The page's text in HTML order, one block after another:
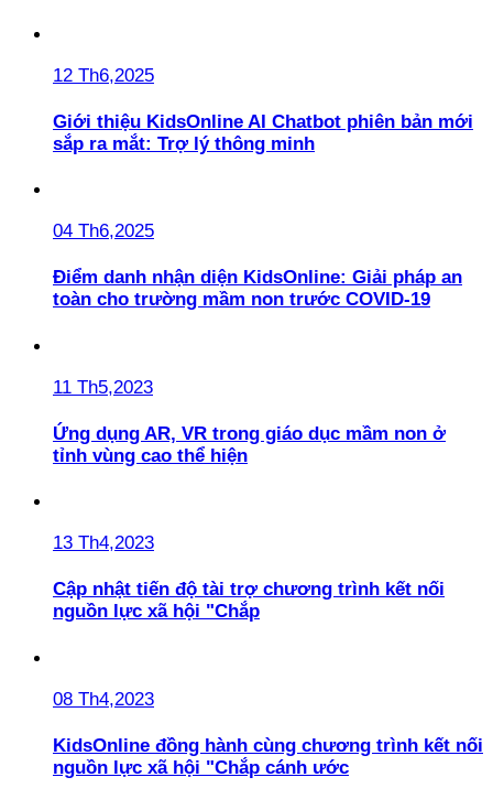
12 Th6,2025
Giới thiệu KidsOnline AI Chatbot phiên bản mới
sắp ra mắt: Trợ lý thông minh
04 Th6,2025
Điểm danh nhận diện KidsOnline: Giải pháp an
toàn cho trường mầm non trước COVID-19
11 Th5,2023
Ứng dụng AR, VR trong giáo dục mầm non ở
tỉnh vùng cao thể hiện
13 Th4,2023
Cập nhật tiến độ tài trợ chương trình kết nối
nguồn lực xã hội "Chắp
08 Th4,2023
KidsOnline đồng hành cùng chương trình kết nối
nguồn lực xã hội "Chắp cánh ước